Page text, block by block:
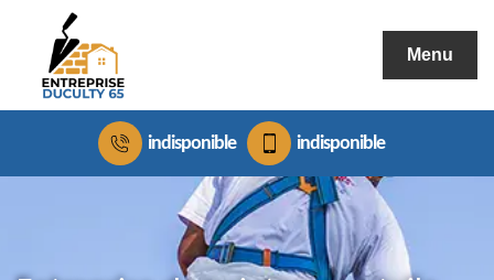
Menu
indisponible indisponible